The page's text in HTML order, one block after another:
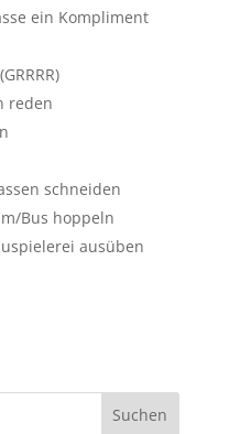
ein Kompliment
reden
schneiden
Bus hoppeln
ausüben